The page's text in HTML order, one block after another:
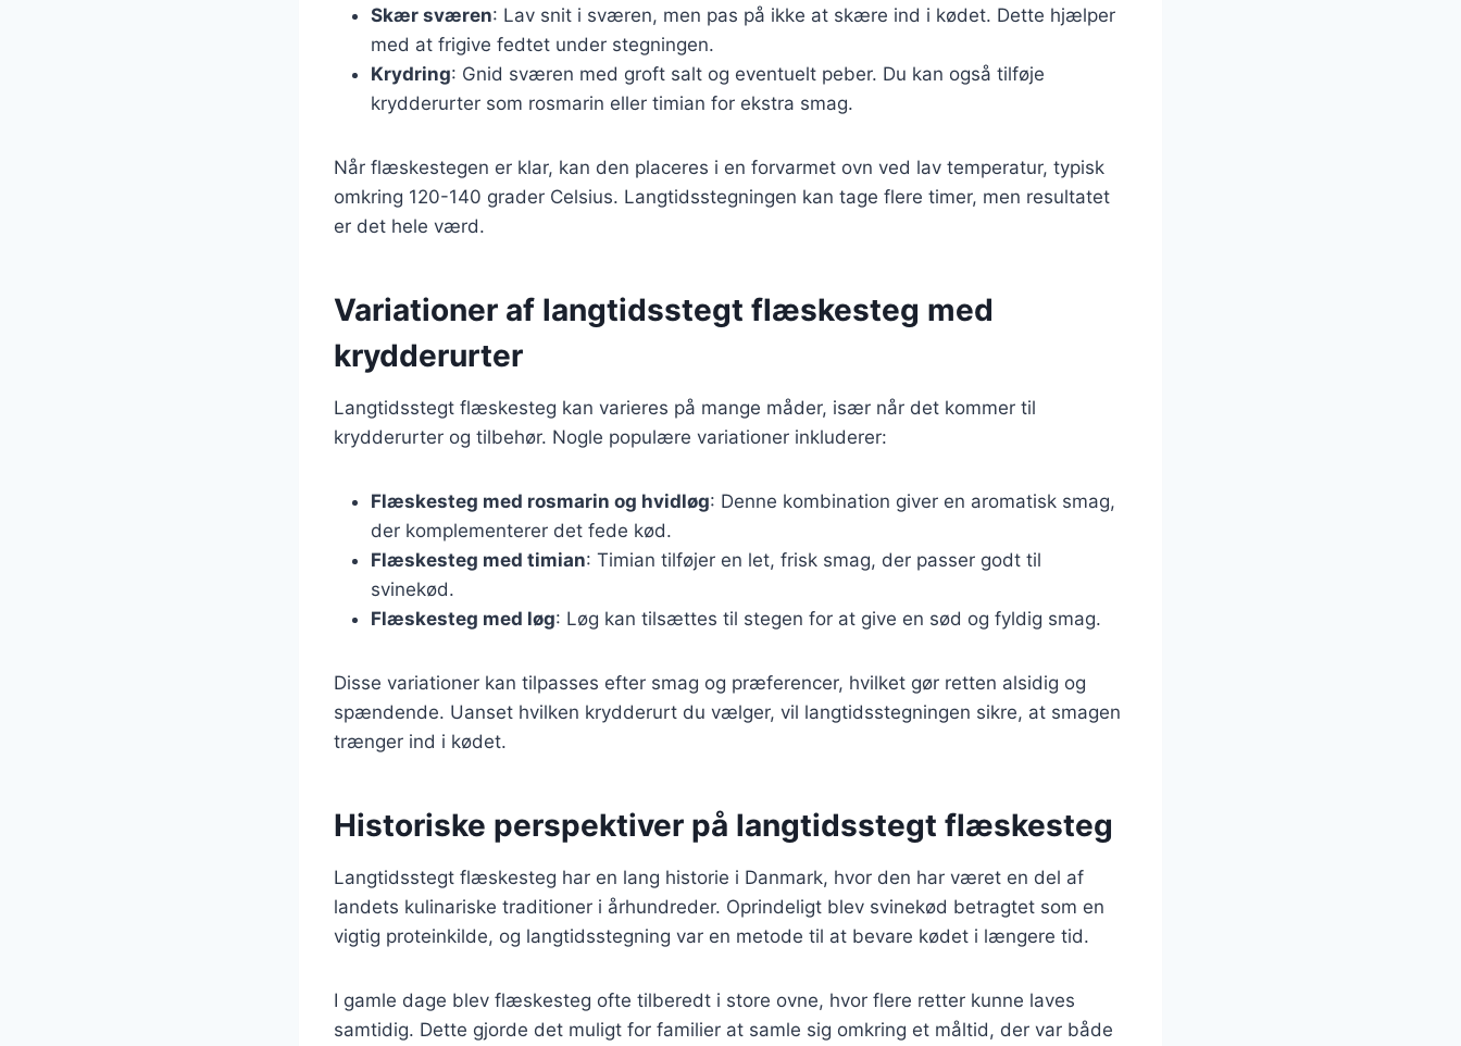
Skær sværen: Lav snit i sværen, men pas på ikke at skære ind i kødet. Dette hjælper
med at frigive fedtet under stegningen.
Krydring: Gnid sværen med groft salt og eventuelt peber. Du kan også tilføje
krydderurter som rosmarin eller timian for ekstra smag.
Når flæskestegen er klar, kan den placeres i en forvarmet ovn ved lav temperatur, typisk
omkring 120-140 grader Celsius. Langtidsstegningen kan tage flere timer, men resultatet
er det hele værd.
Variationer af langtidsstegt flæskesteg med
krydderurter
Langtidsstegt flæskesteg kan varieres på mange måder, især når det kommer til
krydderurter og tilbehør. Nogle populære variationer inkluderer:
Flæskesteg med rosmarin og hvidløg: Denne kombination giver en aromatisk smag,
der komplementerer det fede kød.
Flæskesteg med timian: Timian tilføjer en let, frisk smag, der passer godt til
svinekød.
Flæskesteg med løg: Løg kan tilsættes til stegen for at give en sød og fyldig smag.
Disse variationer kan tilpasses efter smag og præferencer, hvilket gør retten alsidig og
spændende. Uanset hvilken krydderurt du vælger, vil langtidsstegningen sikre, at smagen
trænger ind i kødet.
Historiske perspektiver på langtidsstegt flæskesteg
Langtidsstegt flæskesteg har en lang historie i Danmark, hvor den har været en del af
landets kulinariske traditioner i århundreder. Oprindeligt blev svinekød betragtet som en
vigtig proteinkilde, og langtidsstegning var en metode til at bevare kødet i længere tid.
I gamle dage blev flæskesteg ofte tilberedt i store ovne, hvor flere retter kunne laves
samtidig. Dette gjorde det muligt for familier at samle sig omkring et måltid, der var både